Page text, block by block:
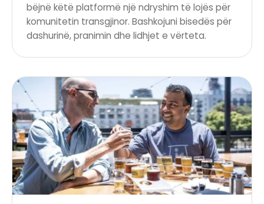
bëjnë këtë platformë një ndryshim të lojës për
komunitetin transgjinor. Bashkojuni bisedës për
dashurinë, pranimin dhe lidhjet e vërteta.